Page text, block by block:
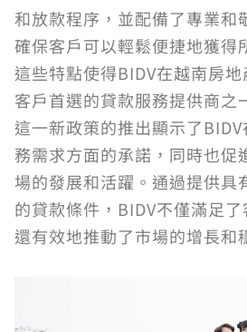
和放款程序，並配備了專業和
確保客戶可以輕鬆便捷地獲得
這些特點使得BIDV在越南房
客戶首選的貸款服務提供商之
這一新政策的推出顯示了
務需求方面的承諾，同時也促
場的發展和活躍。通過提供具
的貸款條件，BIDV不僅滿足了
還有效地推動了市場的增長和